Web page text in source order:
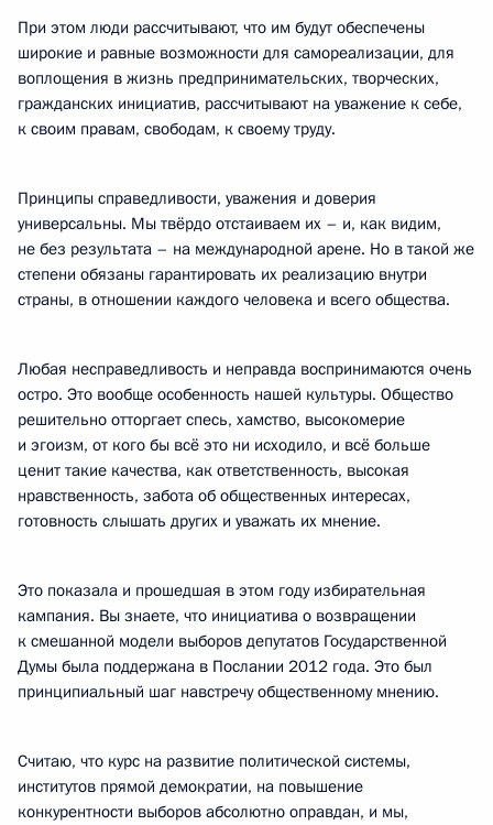
При этом люди рассчитывают, что им будут обеспечены
широкие и равные возможности для самореализации, для
воплощения в жизнь предпринимательских, творческих,
гражданских инициатив, рассчитывают на уважение к себе,
к своим правам, свободам, к своему труду.
Принципы справедливости, уважения и доверия
универсальны. Мы твёрдо отстаиваем их – и, как видим,
не без результата – на международной арене. Но в такой же
степени обязаны гарантировать их реализацию внутри
страны, в отношении каждого человека и всего общества.
Любая несправедливость и неправда воспринимаются очень
остро. Это вообще особенность нашей культуры. Общество
решительно отторгает спесь, хамство, высокомерие
и эгоизм, от кого бы всё это ни исходило, и всё больше
ценит такие качества, как ответственность, высокая
нравственность, забота об общественных интересах,
готовность слышать других и уважать их мнение.
Это показала и прошедшая в этом году избирательная
кампания. Вы знаете, что инициатива о возвращении
к смешанной модели выборов депутатов Государственной
Думы была поддержана в Послании 2012 года. Это был
принципиальный шаг навстречу общественному мнению.
Считаю, что курс на развитие политической системы,
институтов прямой демократии, на повышение
конкурентности выборов абсолютно оправдан, и мы,